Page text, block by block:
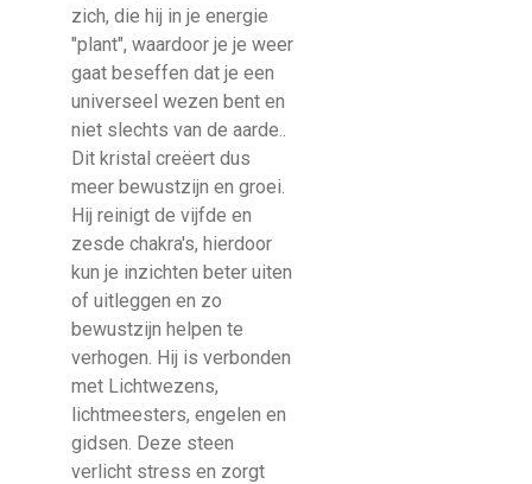
zich, die hij in je energie
"plant", waardoor je je weer
gaat beseffen dat je een
universeel wezen bent en
niet slechts van de aarde..
Dit kristal creëert dus
meer bewustzijn en groei.
Hij reinigt de vijfde en
zesde chakra's, hierdoor
kun je inzichten beter uiten
of uitleggen en zo
bewustzijn helpen te
verhogen. Hij is verbonden
met Lichtwezens,
lichtmeesters, engelen en
gidsen. Deze steen
verlicht stress en zorgt